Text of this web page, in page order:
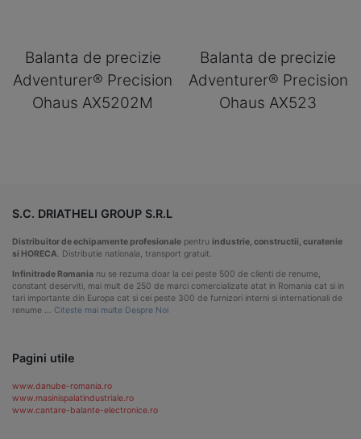
Balanta de precizie
Adventurer® Precision
Ohaus AX5202M
Balanta de precizie
Adventurer® Precision
Ohaus AX523
S.C. DRIATHELI GROUP S.R.L
Distribuitor de echipamente profesionale pentru industrie, constructii, curatenie
si HORECA . Distributie nationala, transport gratuit.
Infinitrade Romania nu se rezuma doar la cei peste 500 de clienti de renume,
constant deserviti, mai mult de 250 de marci comercializate atat in Romania cat si in
tari importante din Europa cat si cei peste 300 de furnizori interni si internationali de
renume … Citeste mai multe Despre Noi
Pagini utile
www.danube-romania.ro
www.masinispalatindustriale.ro
www.cantare-balante-electronice.ro